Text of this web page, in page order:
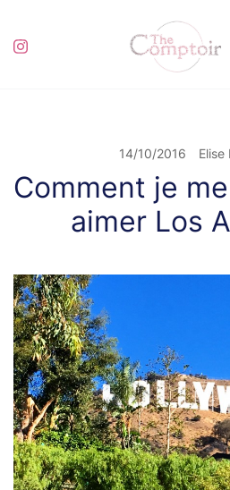
content
14/10/2016 Elise
Comment je
aimer Los